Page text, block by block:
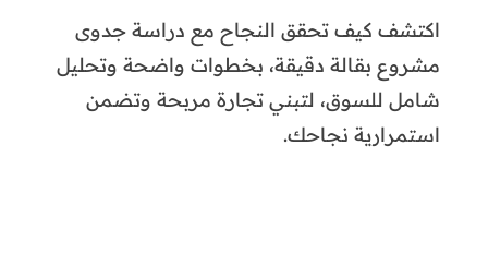
اكتشف كيف تحقق النجاح مع دراسة جدوى
مشروع بقالة دقيقة، بخطوات واضحة وتحليل
شامل للسوق، لتبني تجارة مربحة وتضمن
استمرارية نجاحك.